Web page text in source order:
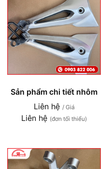
Sản phẩm chi tiết nhôm
Liên hệ / Giá
Liên hệ (đơn tối thiểu)